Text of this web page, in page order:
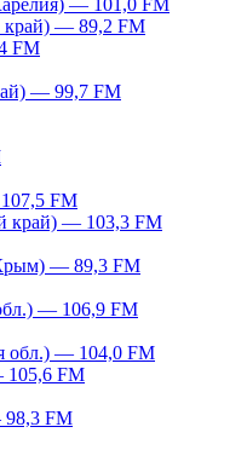
— 101,0 FM
край) — 89,2 FM
FM
— 99,7 FM
FM
край) — 103,3 FM
— 89,3 FM
— 106,9 FM
обл.) — 104,0 FM
105,6 FM
98,3 FM